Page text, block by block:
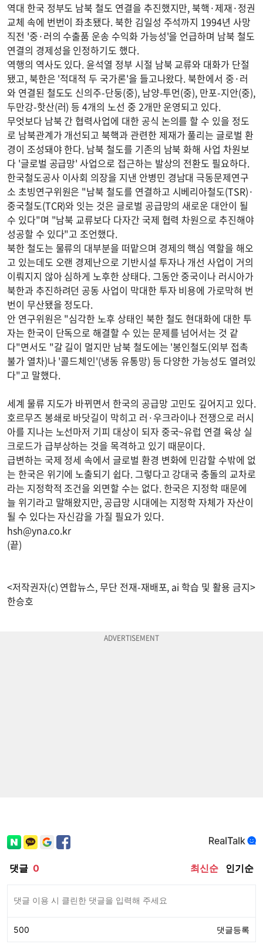
역대 한국 정부도 남북 철도 연결을 추진했지만, 북핵·제재·정권
교체 속에 번번이 좌초됐다. 북한 김일성 주석까지 1994년 사망
직전 '중·러의 수출품 운송 수익화 가능성'을 언급하며 남북 철도
연결의 경제성을 인정하기도 했다.
역행의 역사도 있다. 윤석열 정부 시절 남북 교류와 대화가 단절
됐고, 북한은 '적대적 두 국가론'을 들고나왔다. 북한에서 중·러
와 연결된 철도도 신의주-단둥(중), 남양-투먼(중), 만포-지안(중),
두만강-핫산(러) 등 4개의 노선 중 2개만 운영되고 있다.
무엇보다 남북 간 협력사업에 대한 공식 논의를 할 수 있을 정도
로 남북관계가 개선되고 북핵과 관련한 제재가 풀리는 글로벌 환
경이 조성돼야 한다. 남북 철도를 기존의 남북 화해 사업 차원보
다 '글로벌 공급망' 사업으로 접근하는 발상의 전환도 필요하다.
한국철도공사 이사회 의장을 지낸 안병민 경남대 극동문제연구
소 초빙연구위원은 "남북 철도를 연결하고 시베리아철도(TSR)·
중국철도(TCR)와 잇는 것은 글로벌 공급망의 새로운 대안이 될
수 있다"며 "남북 교류보다 다자간 국제 협력 차원으로 추진해야
성공할 수 있다"고 조언했다.
북한 철도는 물류의 대부분을 떠맡으며 경제의 핵심 역할을 해오
고 있는데도 오랜 경제난으로 기반시설 투자나 개선 사업이 거의
이뤄지지 않아 심하게 노후한 상태다. 그동안 중국이나 러시아가
북한과 추진하려던 공동 사업이 막대한 투자 비용에 가로막혀 번
번이 무산됐을 정도다.
안 연구위원은 "심각한 노후 상태인 북한 철도 현대화에 대한 투
자는 한국이 단독으로 해결할 수 있는 문제를 넘어서는 것 같
다"면서도 "갈 길이 멀지만 남북 철도에는 '봉인철도(외부 접촉
불가 열차)나 '콜드체인'(냉동 유통망) 등 다양한 가능성도 열려있
다"고 말했다.
세계 물류 지도가 바뀌면서 한국의 공급망 고민도 깊어지고 있다.
호르무즈 봉쇄로 바닷길이 막히고 러·우크라이나 전쟁으로 러시
아를 지나는 노선마저 기피 대상이 되자 중국~유럽 연결 육상 실
크로드가 급부상하는 것을 목격하고 있기 때문이다.
급변하는 국제 정세 속에서 글로벌 환경 변화에 민감할 수밖에 없
는 한국은 위기에 노출되기 쉽다. 그렇다고 강대국 충돌의 교차로
라는 지정학적 조건을 외면할 수는 없다. 한국은 지정학 때문에
늘 위기라고 말해왔지만, 공급망 시대에는 지정학 자체가 자산이
될 수 있다는 자신감을 가질 필요가 있다.
hsh@yna.co.kr
(끝)
<저작권자(c) 연합뉴스, 무단 전재-재배포, ai 학습 및 활용 금지>
한승호